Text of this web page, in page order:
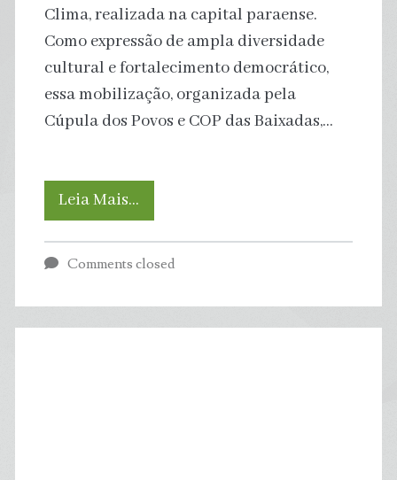
Clima, realizada na capital paraense.
Como expressão de ampla diversidade
cultural e fortalecimento democrático,
essa mobilização, organizada pela
Cúpula dos Povos e COP das Baixadas,…
Leia Mais…
Marcha
Comments closed